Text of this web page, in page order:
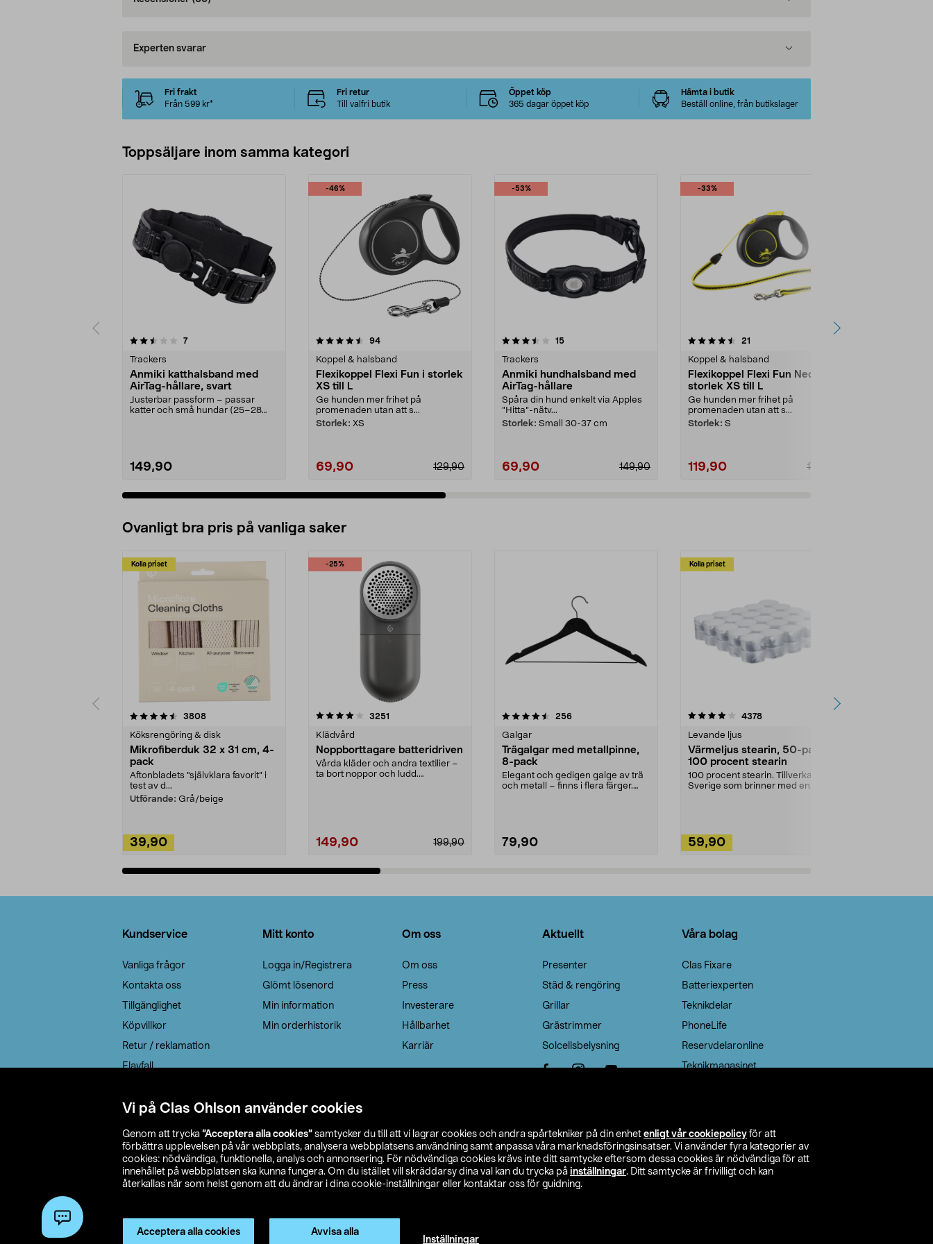
Vi på Clas Ohlson använder cookies
Genom att trycka ”Acceptera alla cookies” samtycker du till att vi lagrar cookies och andra spårtekniker på din enhet enligt vår cookiepolicy för att
förbättra upplevelsen på vår webbplats, analysera webbplatsens användning samt anpassa våra marknadsföringsinsatser. Vi använder fyra kategorier av
cookies: nödvändiga, funktionella, analys och annonsering. För nödvändiga cookies krävs inte ditt samtycke eftersom dessa cookies är nödvändiga för att
innehållet på webbplatsen ska kunna fungera. Om du istället vill skräddarsy dina val kan du trycka på inställningar. Ditt samtycke är frivilligt och kan
återkallas när som helst genom att du ändrar i dina cookie-inställningar eller kontaktar oss för guidning.
Acceptera alla cookies Avvisa alla
Inställningar
Experten svarar
Fri frakt
Från 599 kr*
Fri retur
Till valfri butik
Öppet köp
365 dagar öppet köp
Hämta i butik
Beställ online, från butikslager
Toppsäljare inom samma kategori
7recensioner
Trackers
Anmiki katthalsband med
AirTag-hållare, svart
Justerbar passform – passar
katter och små hundar (25–28
149,90
-46%
4.5 av 5 stjärnor 94recensioner
Koppel & halsband
Flexikoppel Flexi Fun i storlek
XS till L
Ge hunden mer frihet på
promenaden utan att s...
Storlek: XS
69,90 129,90
-53%
3.5 av 5 stjärnor 15recensioner
Trackers
Anmiki hundhalsband med
AirTag-hållare
Spåra din hund enkelt via Apples
”Hitta”-nätv...
Storlek: Small 30-37 cm
69,90 149,90
-33%
4.5 av 5 stjärnor 21
Koppel & halsband
Flexikoppel Flexi Fun Neon i
storlek XS till L
Ge hunden mer frihet på
promenaden utan att s...
Storlek: S
119,90 179,90
3.5 av 5 stjärnor
Ovanligt bra pris på vanliga saker
Kolla priset
3808recensioner
Köksrengöring & disk
Mikrofiberduk 32 x 31 cm, 4-
pack
Aftonbladets "självklara favorit” i
test av d...
Utförande: Grå/beige
39,90
-25%
4.0av 5 stjärnor 3251
Klädvård
Noppborttagare batteridriven
Vårda kläder och andra textilier –
ta bort noppor och ludd.
199,90
149,90
4.5av 5 stjärnor 256recensioner
Galgar
Trägalgar med metallpinne,
8-pack
Elegant och gedigen galge av trä
och metall – finns i flera färger.
79,90
Kolla priset
4.0av 5 stjärnor 4378recensioner
Levande ljus
Värmeljus stearin, 50-pack,
100 procent stearin
100 procent stearin. Tillverkade i
Sverige som brinner med en
59,90
4.5av 5 stjärnor
Kundservice
Vanliga frågor
Kontakta oss
Tillgänglighet
Köpvillkor
Retur / reklamation
Elavfall
Leveransalternativ
Mitt konto
Logga in/Registrera
Glömt lösenord
Min information
Min orderhistorik
Om oss
Om oss
Press
Investerare
Hållbarhet
Karriär
Aktuellt
Presenter
Städ & rengöring
Grillar
Grästrimmer
Solcellsbelysning
Våra bolag
Clas Fixare
Batteriexperten
Teknikdelar
PhoneLife
Reservdelaronline
Teknikmagasinet